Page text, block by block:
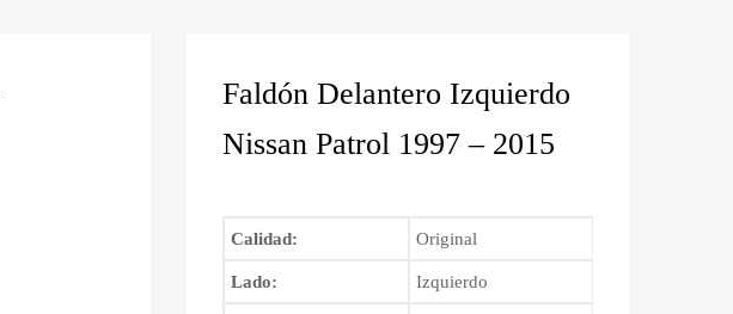
Faldón Delantero Izquierdo
Nissan Patrol 1997 – 2015
Calidad: Original
Lado: Izquierdo